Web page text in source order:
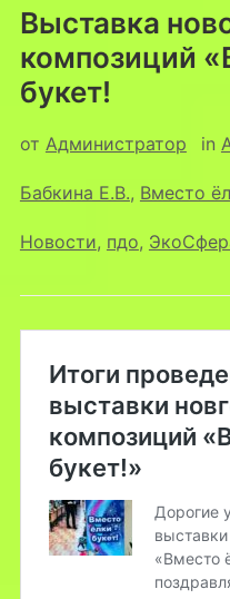
Выставка
композиций
букет!
от Администратор in
Бабкина Е.В., Вместо
Новости, пдо,